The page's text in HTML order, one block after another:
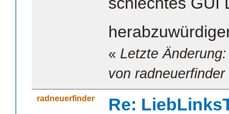
« Letzte
von radneuerfinder
radneuerfinder Re: